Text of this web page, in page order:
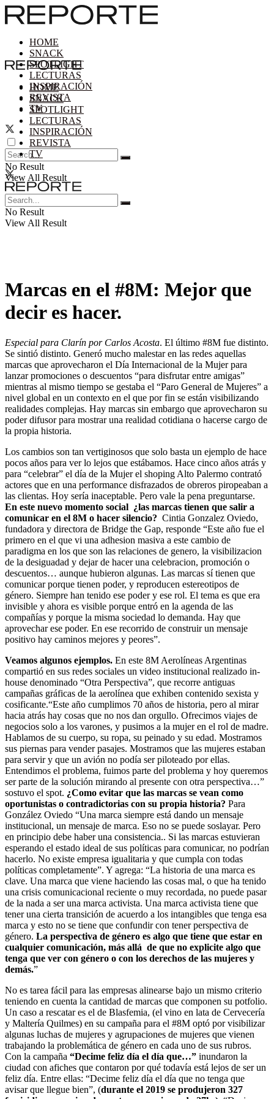
HOME
SNACK
SPOTLIGHT
LECTURAS
INSPIRACIÓN
REVISTA
TV
No Result
View All Result
HOME
SNACK
SPOTLIGHT
LECTURAS
INSPIRACIÓN
REVISTA
TV
No Result
View All Result
Marcas en el #8M: Mejor que
decir es hacer.
Especial para Clarín por Carlos Acosta. El último #8M fue distinto.
Se sintió distinto. Generó mucho malestar en las redes aquellas
marcas que aprovecharon el Día Internacional de la Mujer para
lanzar promociones o descuentos “para disfrutar entre amigas”
mientras al mismo tiempo se gestaba el “Paro General de Mujeres” a
nivel global en un contexto en el que por fin se están visibilizando
realidades complejas. Hay marcas sin embargo que aprovecharon su
poder difusor para mostrar una realidad cotidiana o hacerse cargo de
la propia historia.
Los cambios son tan vertiginosos que solo basta un ejemplo de hace
pocos años para ver lo lejos que estábamos. Hace cinco años atrás y
para “celebrar” el día de la Mujer el shoping Alto Palermo contrató
actores que en una performance disfrazados de obreros piropeaban a
las clientas. Hoy sería inaceptable. Pero vale la pena preguntarse.
En este nuevo momento social ¿las marcas tienen que salir a
comunicar en el 8M o hacer silencio? Cintia Gonzalez Oviedo,
fundadora y directora de Bridge the Gap, responde “Este año fue el
primero en el que vi una adhesion masiva a este cambio de
paradigma en los que son las relaciones de genero, la visibilizacion
de la desiguadad y dejar de hacer una celebracion, promoción o
descuentos… aunque hubieron algunas. Las marcas sí tienen que
comunicar porque tienen poder, y reproducen estereotipos de
género. Siempre han tenido ese poder y ese rol. El tema es que era
invisible y ahora es visible porque entró en la agenda de las
compañías y porque la misma sociedad lo demanda. Hay que
aprovechar ese poder. En ese recorrido de construir un mensaje
positivo hay caminos mejores y peores”.
Veamos algunos ejemplos. En este 8M Aerolíneas Argentinas
compartió en sus redes sociales un video institucional realizado in-
house denominado “Otra Perspectiva”, que recorre antiguas
campañas gráficas de la aerolínea que exhiben contenido sexista y
cosificante.“Este año cumplimos 70 años de historia, pero al mirar
hacia atrás hay cosas que no nos dan orgullo. Ofrecimos viajes de
negocios solo a los varones, y pusimos a la mujer en el rol de madre.
Hablamos de su cuerpo, su ropa, su peinado y su edad. Mostramos
sus piernas para vender pasajes. Mostramos que las mujeres estaban
para servir y que un avión no podía ser piloteado por ellas.
Entendimos el problema, fuimos parte del problema y hoy queremos
ser parte de la solución mirando al presente con otra perspectiva…”
sostuvo el spot. ¿Como evitar que las marcas se vean como
oportunistas o contradictorias con su propia historia? Para
González Oviedo “Una marca siempre está dando un mensaje
institucional, un mensaje de marca. Eso no se puede soslayar. Pero
en principio debe haber una consistencia.. Si las marcas estuvieran
esperando el estado ideal de sus políticas para comunicar, no podrían
hacerlo. No existe empresa igualitaria y que cumpla con todas
políticas completamente”. Y agrega: “La historia de una marca es
clave. Una marca que viene haciendo las cosas mal, o que ha tenido
una crisis comunicacional reciente o muy recordada, no puede pasar
de la nada a ser una marca activista. Una marca activista tiene que
tener una cierta transición de acuerdo a los intangibles que tenga esa
marca y esto no se tiene que confundir con tener perspectiva de
género. La perspectiva de género es algo que tiene que estar en
cualquier comunicación, más allá de que no explicite algo que
tenga que ver con género o con los derechos de las mujeres y
demás.”
No es tarea fácil para las empresas alinearse bajo un mismo criterio
teniendo en cuenta la cantidad de marcas que componen su potfolio.
Un caso a rescatar es el de Blasfemia, (el vino en lata de Cervecería
y Maltería Quilmes) en su campaña para el #8M optó por visibilizar
algunas luchas de mujeres y agrupaciones de mujeres que vienen
trabajando la problemática de género en cada uno de sus rubros.
Con la campaña “Decime feliz día el día que…” inundaron la
ciudad con afiches que contaron por qué todavía está lejos de ser un
feliz día. Entre ellas: “Decime feliz día el día que no tenga que
avisar que llegue bien”, (durante el 2019 se produjeron 327